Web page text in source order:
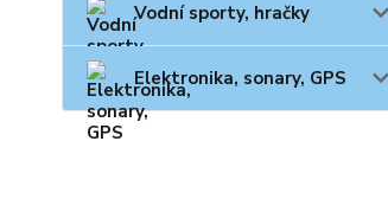
Vodní sporty, hračky
Elektronika, sonary, GPS